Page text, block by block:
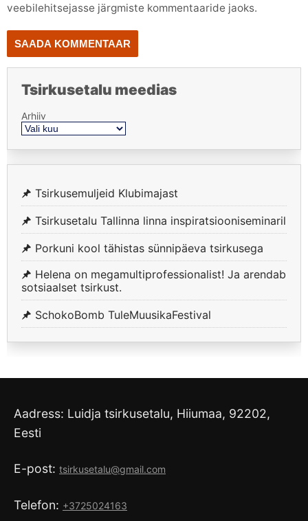
veebilehitsejasse järgmiste kommentaaride jaoks.
Tsirkusetalu meedias
Arhiiv
Tsirkusemuljeid Klubimajast
Tsirkusetalu Tallinna linna inspiratsiooniseminaril
Porkuni kool tähistas sünnipäeva tsirkusega
Helena on megamultiprofessionalist! Ja arendab
sotsiaalset tsirkust.
SchokoBomb TuleMuusikaFestival
Aadress: Luidja tsirkusetalu, Hiiumaa, 92202,
Eesti
E-post: tsirkusetalu@gmail.com
Telefon: +3725024163